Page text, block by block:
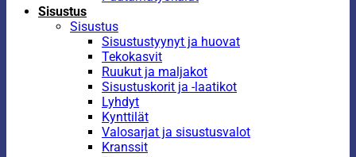
Sisustus
Sisustus
Sisustustyynyt ja huovat
Tekokasvit
Ruukut ja maljakot
Sisustuskorit ja -laatikot
Lyhdyt
Kynttilät
Valosarjat ja sisustusvalot
Kranssit